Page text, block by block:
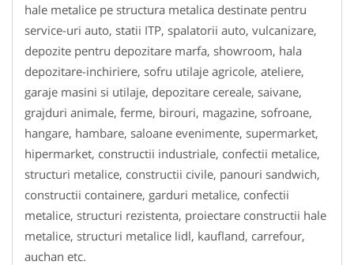
hale metalice pe structura metalica destinate pentru
service-uri auto, statii ITP, spalatorii auto, vulcanizare,
depozite pentru depozitare marfa, showroom, hala
depozitare-inchiriere, sofru utilaje agricole, ateliere,
garaje masini si utilaje, depozitare cereale, saivane,
grajduri animale, ferme, birouri, magazine, sofroane,
hangare, hambare, saloane evenimente, supermarket,
hipermarket, constructii industriale, confectii metalice,
structuri metalice, constructii civile, panouri sandwich,
constructii containere, garduri metalice, confectii
metalice, structuri rezistenta, proiectare constructii hale
metalice, structuri metalice lidl, kaufland, carrefour,
auchan etc.